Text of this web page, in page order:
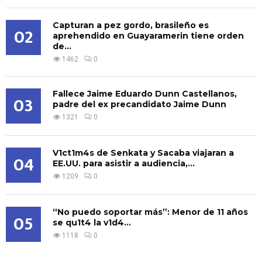
02
Capturan a pez gordo, brasileño es
aprehendido en Guayaramerin tiene orden
de...
1462 0
03
Fallece Jaime Eduardo Dunn Castellanos,
padre del ex precandidato Jaime Dunn
1321 0
04
V1ct1m4s de Senkata y Sacaba viajaran a
EE.UU. para asistir a audiencia,...
1209 0
05
“No puedo soportar más”: Menor de 11 años
se qu1t4 la v1d4...
1118 0